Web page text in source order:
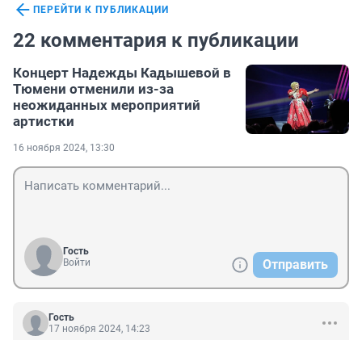
ПЕРЕЙТИ К ПУБЛИКАЦИИ
22 комментария к публикации
Концерт Надежды Кадышевой в
Тюмени отменили из-за
неожиданных мероприятий
артистки
16 ноября 2024, 13:30
Гость
Войти
Отправить
Гость
17 ноября 2024, 14:23